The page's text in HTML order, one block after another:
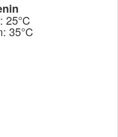
25°C
35°C